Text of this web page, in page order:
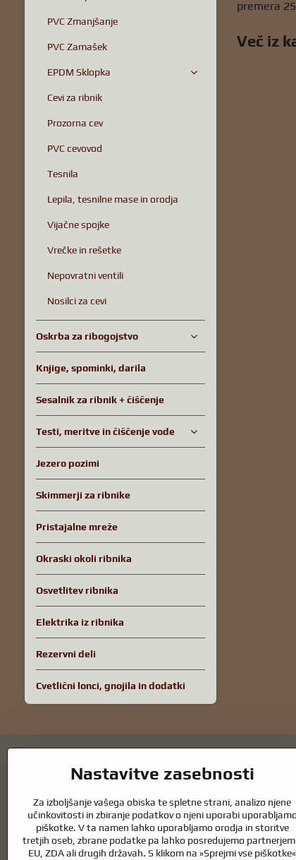
premera
Več iz
PVC Zmanjšanje
PVC Zamašek
EPDM Sklopka
Cevi za ribnik
Prozorna cev
PVC cevovod
Tesnila
Lepila, tesnilne mase in orodja
Vijačne spojke
Vrečke in rešetke
Nepovratni ventili
Nosilci za cevi
Oskrba za ribogojstvo
Knjige, spominki, darila
Sesalnik za ribnik + čiščenje
Testi, meritve in čiščenje vode
Jezero pozimi
Skimmerji za ribnike
Pristajalne mreže
Okraski okoli ribnika
Osvetlitev ribnika
Elektrika iz ribnika
Rezervni deli
Cvetlični lonci, gnojila in dodatki
Vrtni ribniki in oprema za konje –
Vrtni ribniki so čudovit dodatek k vsaki zunanjosti in
zdrav ribnik skozi vse leto. Enako pomembna je skrb za živali,
Nastavitve zasebnosti
Za izboljšanje vašega obiska te spletne strani, analizo njene
učinkovitosti in zbiranje podatkov o njeni uporabi uporabljamo
piškotke. V ta namen lahko uporabljamo orodja in storitve
tretjih oseb, zbrane podatke pa lahko posredujemo partnerjem
EU, ZDA ali drugih državah. S klikom na »Sprejmi vse piškotke«